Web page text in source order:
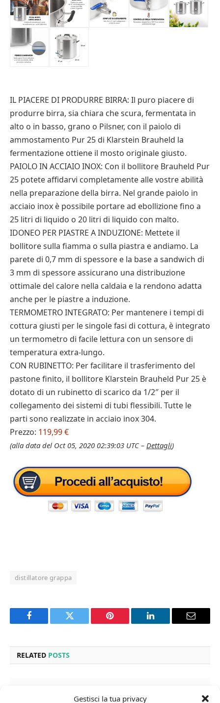
Gestisci la tua privacy
IL PIACERE DI PRODURRE BIRRA: Il puro piacere di
produrre birra, sia chiara che scura, fermentata in
alto o in basso, grano o Pilsner, con il paiolo di
ammostamento Pur 25 di Klarstein Brauheld la
fermentazione ottiene il mosto originale giusto.
PAIOLO IN ACCIAIO INOX: Con il bollitore Brauheld Pur
25 potete affidarvi completamente alle vostre abilità
nella preparazione della birra. Nel grande paiolo in
acciaio inox è possibile portare ad ebollizione fino a
25 litri di liquido o 20 litri di liquido con malto.
IDONEO PER PIASTRE A INDUZIONE: Mettete il
bollitore sulla fiamma o sulla piastra e andiamo. La
parete di 0,7 mm di spessore e la base a sandwich di
3 mm di spessore assicurano una distribuzione
ottimale del calore nella caldaia e la rendono adatta
anche per le piastre a induzione.
TERMOMETRO INTEGRATO: Per mantenere i tempi di
cottura giusti per le singole fasi di cottura, è integrato
un termometro di facile lettura con un sensore di
temperatura extra-lungo.
CON RUBINETTO: Per facilitare il trasferimento del
pastone finito, il bollitore Klarstein Brauheld Pur 25 è
dotato di un rubinetto di scarico da 1/2″ per il
collegamento dei sistemi di tubi flessibili. Tutte le
parti sono realizzate in acciaio inox 304.
Prezzo: 119,99 €
(alla data del Oct 05, 2020 02:39:03 UTC – Dettagli)
distillatore grappa
Facebook Twitter Pinterest LinkedIn Email
RELATED POSTS